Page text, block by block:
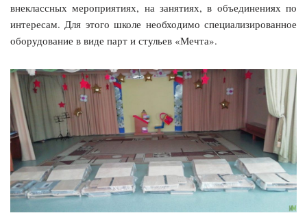
внеклассных мероприятиях, на занятиях, в объединениях по
интересам. Для этого школе необходимо специализированное
оборудование в виде парт и стульев «Мечта».